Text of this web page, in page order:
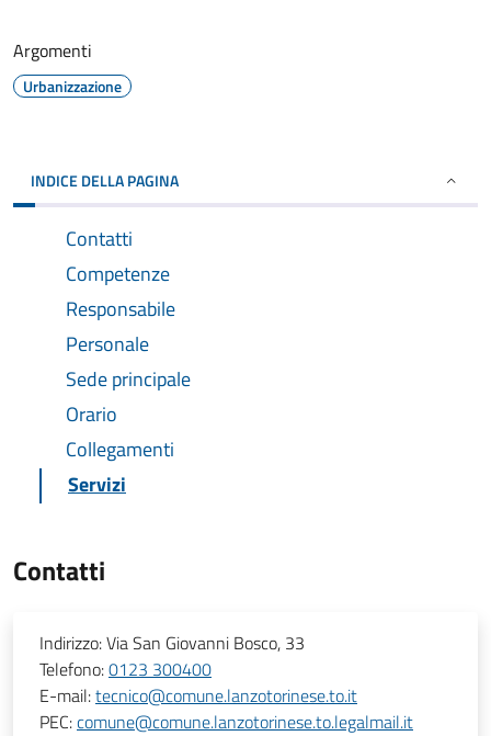
Argomenti
Urbanizzazione
INDICE DELLA PAGINA
Contatti
Competenze
Responsabile
Personale
Sede principale
Orario
Collegamenti
Servizi
Contatti
Indirizzo:Via San Giovanni Bosco, 33
Telefono:0123 300400
E-mail:tecnico@comune.lanzotorinese.to.it
PEC:comune@comune.lanzotorinese.to.legalmail.it